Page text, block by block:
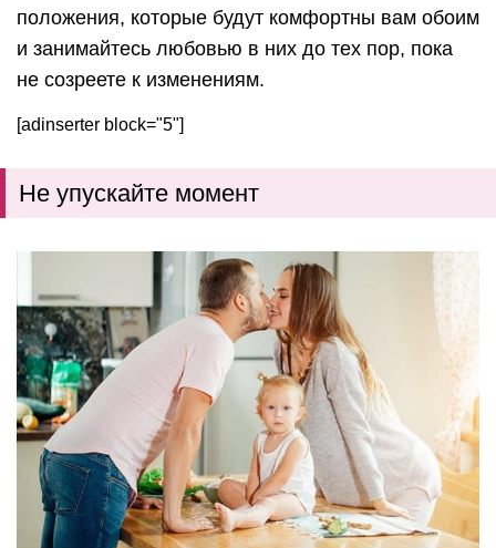
положения, которые будут комфортны вам обоим
и занимайтесь любовью в них до тех пор, пока
не созреете к изменениям.
[adinserter block="5"]
Не упускайте момент